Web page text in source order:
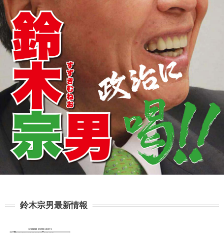
鈴木宗男最新情報